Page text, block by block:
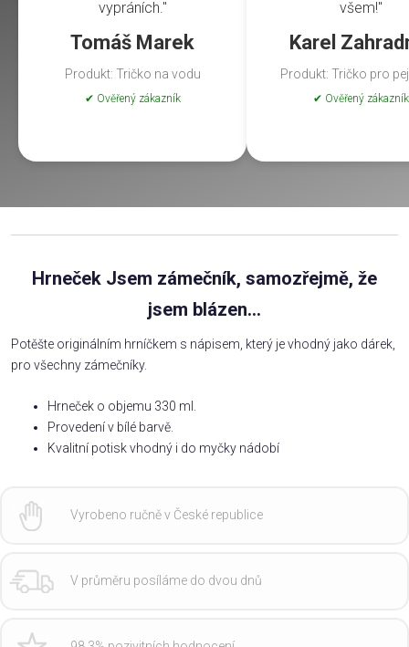
vypráních."
Tomáš Marek
Produkt: Tričko na vodu
✔ Ověřený zákazník
všem!"
Karel
Produkt: Tričko pro
✔ Ověřený zákazník
Hrneček Jsem zámečník, samozřejmě, že
jsem blázen...
Potěšte originálním hrníčkem s nápisem, který je vhodný jako dárek,
pro všechny zámečníky.
Hrneček o objemu 330 ml.
Provedení v bílé barvě.
Kvalitní potisk vhodný i do myčky nádobí
Vyrobeno ručně v České republice
V průměru posíláme do dvou dnů